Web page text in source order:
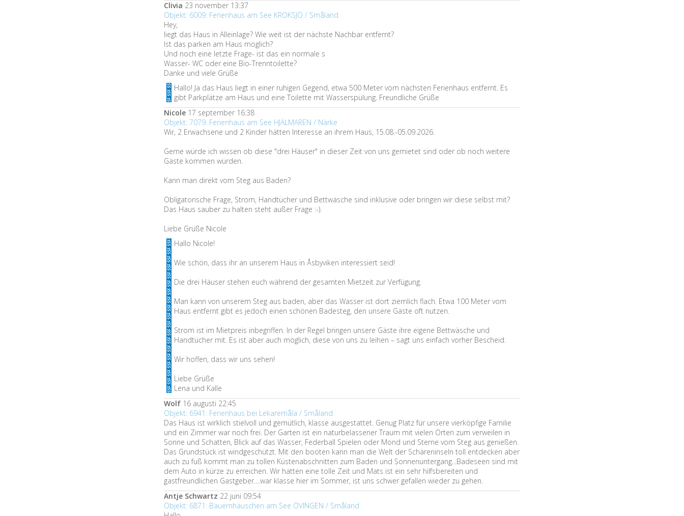
Clivia 23 november 13:37
Objekt: 6009: Ferienhaus am See KROKSJÖ / Småland
Hey,
liegt das Haus in Alleinlage? Wie weit ist der nächste Nachbar entfernt?
Ist das parken am Haus möglich?
Und noch eine letzte Frage- ist das ein normale s
Wasser- WC oder eine Bio-Trenntoilette?
Danke und viele Grüße
Hallo! Ja das Haus liegt in einer ruhigen Gegend, etwa 500 Meter vom nächsten Ferienhaus entfernt. Es
gibt Parkplätze am Haus und eine Toilette mit Wasserspülung. Freundliche Grüße
Nicole 17 september 16:38
Objekt: 7079: Ferienhaus am See HJÄLMAREN / Närke
Wir, 2 Erwachsene und 2 Kinder hätten Interesse an ihrem Haus, 15.08.-05.09.2026.
Gerne würde ich wissen ob diese "drei Häuser" in dieser Zeit von uns gemietet sind oder ob noch weitere
Gäste kommen würden.
Kann man direkt vom Steg aus Baden?
Obligatorische Frage, Strom, Handtücher und Bettwäsche sind inklusive oder bringen wir diese selbst mit?
Das Haus sauber zu halten steht außer Frage :-).
Liebe Grüße Nicole
Hallo Nicole!
Wie schön, dass ihr an unserem Haus in Åsbyviken interessiert seid!
Die drei Häuser stehen euch während der gesamten Mietzeit zur Verfügung.
Man kann von unserem Steg aus baden, aber das Wasser ist dort ziemlich flach. Etwa 100 Meter vom
Haus entfernt gibt es jedoch einen schönen Badesteg, den unsere Gäste oft nutzen.
Strom ist im Mietpreis inbegriffen. In der Regel bringen unsere Gäste ihre eigene Bettwäsche und
Handtücher mit. Es ist aber auch möglich, diese von uns zu leihen – sagt uns einfach vorher Bescheid.
Wir hoffen, dass wir uns sehen!
Liebe Grüße
Lena und Kalle
Wolf 16 augusti 22:45
Objekt: 6941: Ferienhaus bei Lekaremåla / Småland
Das Haus ist wirklich stielvoll und gemütlich, klasse ausgestattet. Genug Platz für unsere vierköpfige Familie
und ein Zimmer war noch frei. Der Garten ist ein naturbelassener Traum mit vielen Orten zum verweilen in
Sonne und Schatten, Blick auf das Wasser, Federball Spielen oder Mond und Sterne vom Steg aus genießen.
Das Grundstück ist windgeschützt. Mit den booten kann man die Welt der Schäreninseln toll entdecken aber
auch zu fuß kommt man zu tollen Küstenabschnitten zum Baden und Sonnenuntergang...Badeseen sind mit
dem Auto in kürze zu erreichen. Wir hatten eine tolle Zeit und Mats ist ein sehr hilfsbereiten und
gastfreundlichen Gastgeber....war klasse hier im Sommer, ist uns schwer gefallen wieder zu gehen.
Antje Schwartz 22 juni 09:54
Objekt: 6871: Bauernhäuschen am See ÖVINGEN / Småland